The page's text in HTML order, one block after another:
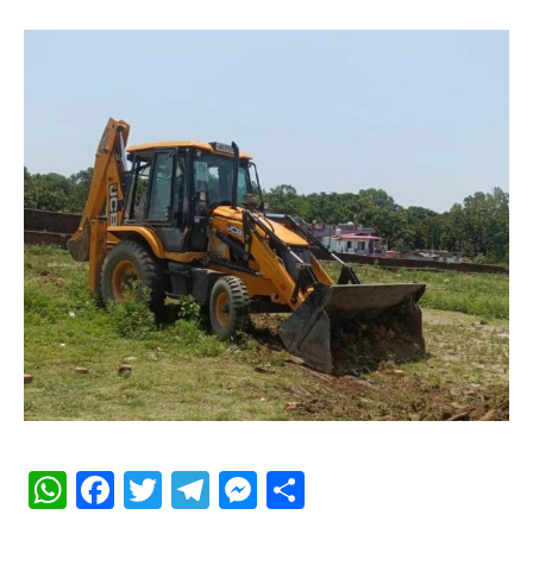
WhatsApp
Facebook
Twitter
Telegram
Messenger